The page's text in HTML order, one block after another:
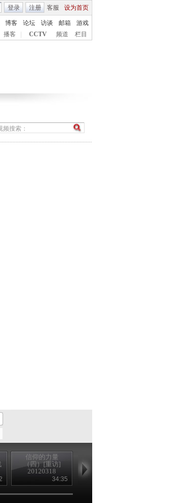
客服 设为首页
登录 注册
博客 论坛 访谈 邮箱
游戏
播客 CCTV 频道 栏目
信仰的力量
（四）[重访]
20120318
34:35